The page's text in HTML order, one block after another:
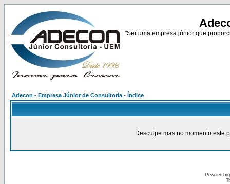
"Ser uma empresa júnior que
Adecon - Empresa Júnior de Consultoria - Índice
Desculpe mas no momento este
Powered by